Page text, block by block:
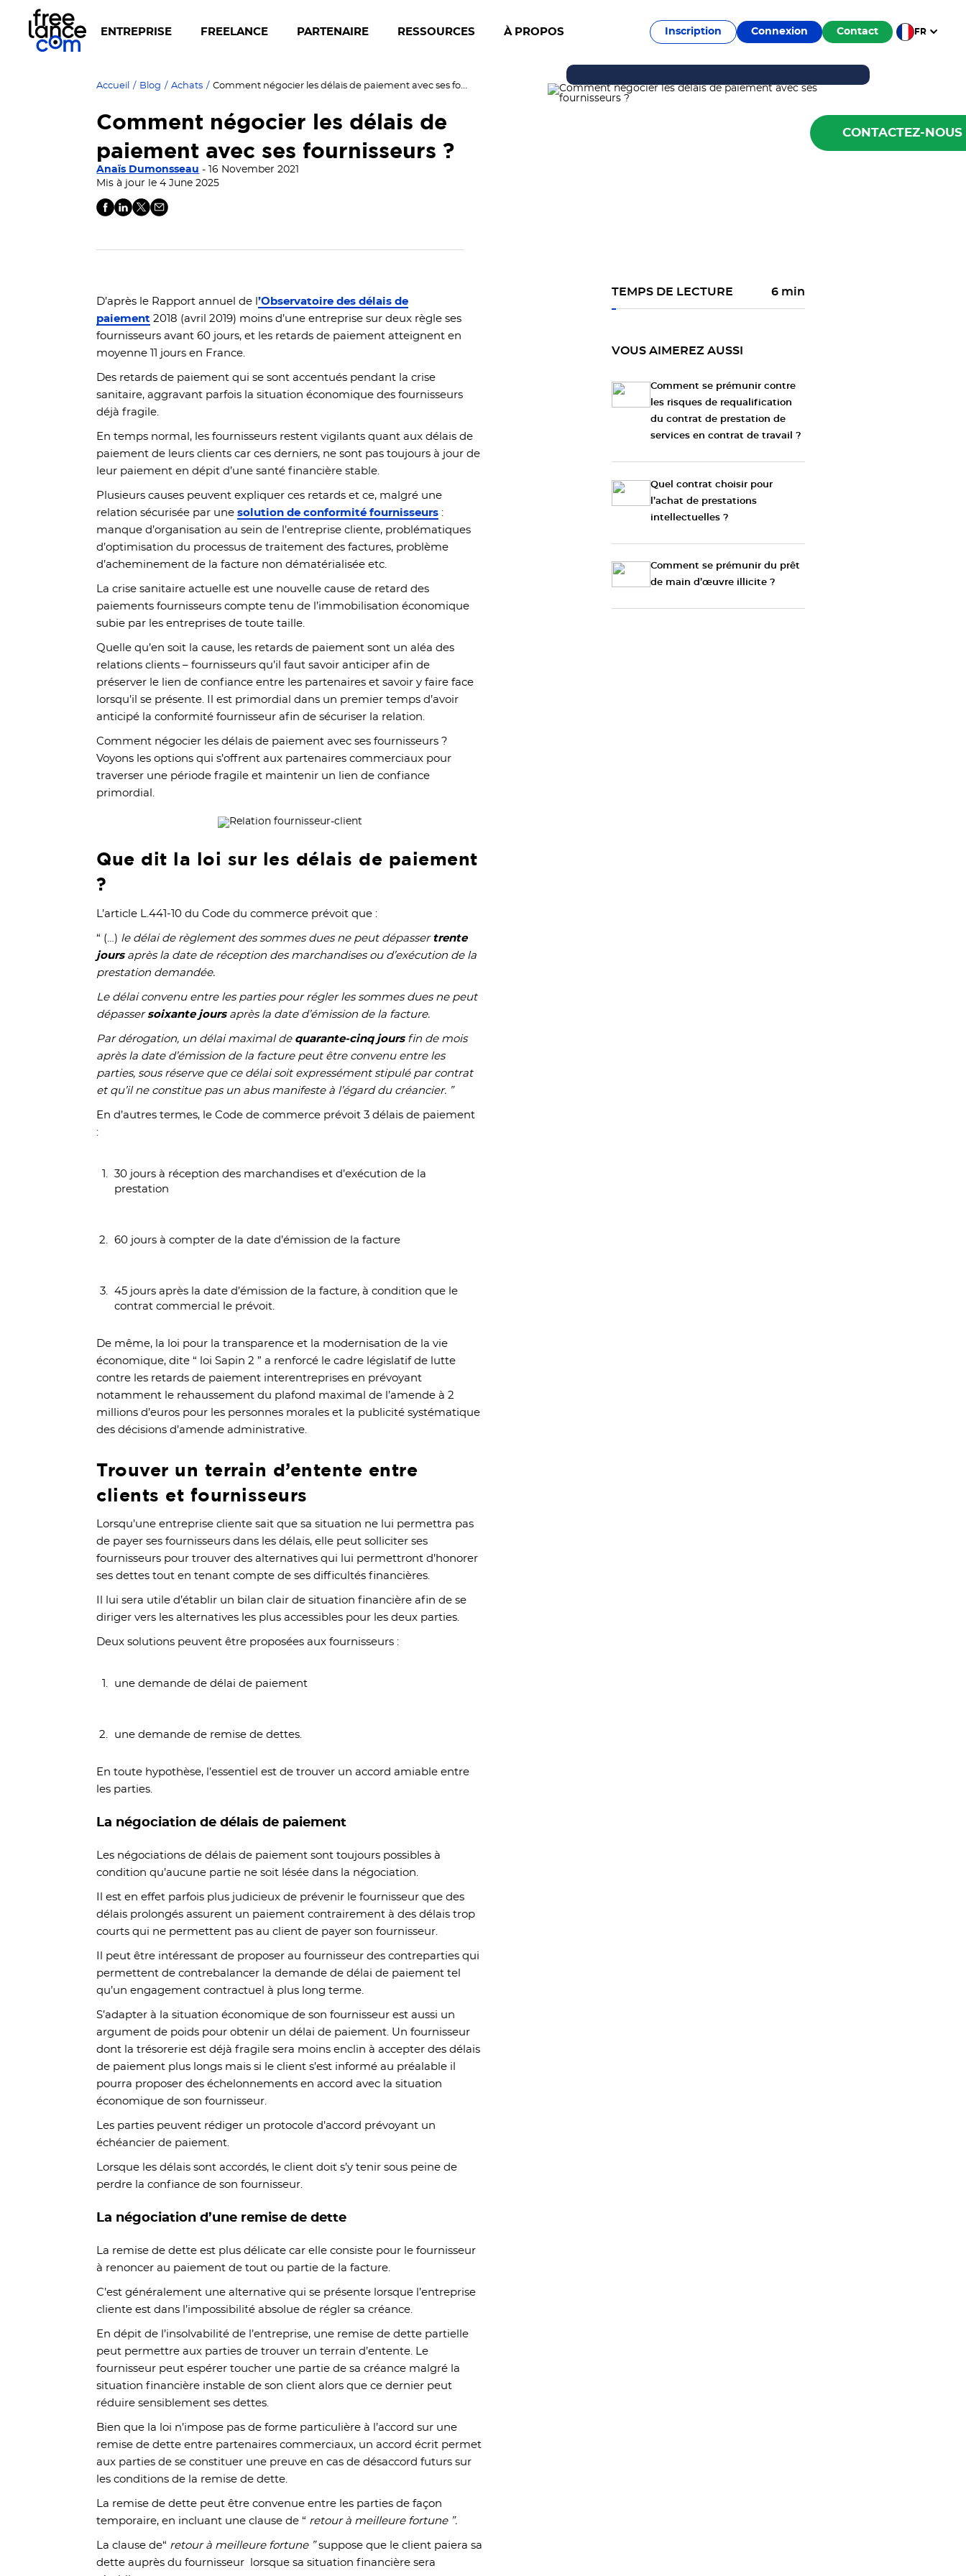
ENTREPRISE FREELANCE PARTENAIRE RESSOURCES À PROPOS Inscription Connexion Contact FR
Accueil / Blog / Achats / Comment négocier les délais de paiement avec ses fournisseurs ?
Comment négocier les délais de
paiement avec ses fournisseurs ?
Anaïs Dumonsseau - 16 November 2021
Mis à jour le 4 June 2025
D’après le Rapport annuel de l’Observatoire des délais de
paiement 2018 (avril 2019) moins d’une entreprise sur deux règle ses
fournisseurs avant 60 jours, et les retards de paiement atteignent en
moyenne 11 jours en France.
Des retards de paiement qui se sont accentués pendant la crise
sanitaire, aggravant parfois la situation économique des fournisseurs
déjà fragile.
En temps normal, les fournisseurs restent vigilants quant aux délais de
paiement de leurs clients car ces derniers, ne sont pas toujours à jour de
leur paiement en dépit d’une santé financière stable.
Plusieurs causes peuvent expliquer ces retards et ce, malgré une
relation sécurisée par unesolution de conformité fournisseurs :
manque d’organisation au sein de l’entreprise cliente, problématiques
d’optimisation du processus de traitement des factures, problème
d’acheminement de la facture non dématérialisée etc.
La crise sanitaire actuelle est une nouvelle cause de retard des
paiements fournisseurs compte tenu de l’immobilisation économique
subie par les entreprises de toute taille.
Quelle qu’en soit la cause, les retards de paiement sont un aléa des
relations clients – fournisseurs qu’il faut savoir anticiper afin de
préserver le lien de confiance entre les partenaires et savoir y faire face
lorsqu’il se présente. Il est primordial dans un premier temps d’avoir
anticipé la conformité fournisseur afin de sécuriser la relation.
Comment négocier les délais de paiement avec ses fournisseurs ?
Voyons les options qui s’offrent aux partenaires commerciaux pour
traverser une période fragile et maintenir un lien de confiance
primordial.
Que dit la loi sur les délais de paiement
?
L’article L.441-10 du Code du commerce prévoit que :
“ (…) le délai de règlement des sommes dues ne peut dépasser trente
joursaprès la date de réception des marchandises ou d’exécution de la
prestation demandée.
Le délai convenu entre les parties pour régler les sommes dues ne peut
dépasser soixante jours après la date d’émission de la facture.
Par dérogation, un délai maximal de quarante-cinq joursfin de mois
après la date d’émission de la facture peut être convenu entre les
parties, sous réserve que ce délai soit expressément stipulé par contrat
et qu’il ne constitue pas un abus manifeste à l’égard du créancier. ”
En d’autres termes, le Code de commerce prévoit 3 délais de paiement
:
30 jours à réception des marchandises et d’exécution de la
prestation
60 jours à compter de la date d’émission de la facture
45 jours après la date d’émission de la facture, à condition que le
contrat commercial le prévoit.
De même, la loi pour la transparence et la modernisation de la vie
économique, dite “ loi Sapin 2 ” a renforcé le cadre législatif de lutte
contre les retards de paiement interentreprises en prévoyant
notamment le rehaussement du plafond maximal de l’amende à 2
millions d’euros pour les personnes morales et la publicité systématique
des décisions d’amende administrative.
Trouver un terrain d’entente entre
clients et fournisseurs
Lorsqu’une entreprise cliente sait que sa situation ne lui permettra pas
de payer ses fournisseurs dans les délais, elle peut solliciter ses
fournisseurs pour trouver des alternatives qui lui permettront d’honorer
ses dettes tout en tenant compte de ses difficultés financières.
Il lui sera utile d’établir un bilan clair de situation financière afin de se
diriger vers les alternatives les plus accessibles pour les deux parties.
Deux solutions peuvent être proposées aux fournisseurs :
une demande de délai de paiement
une demande de remise de dettes.
En toute hypothèse, l’essentiel est de trouver un accord amiable entre
les parties.
La négociation de délais de paiement
Les négociations de délais de paiement sont toujours possibles à
condition qu’aucune partie ne soit lésée dans la négociation.
Il est en effet parfois plus judicieux de prévenir le fournisseur que des
délais prolongés assurent un paiement contrairement à des délais trop
courts qui ne permettent pas au client de payer son fournisseur.
Il peut être intéressant de proposer au fournisseur des contreparties qui
permettent de contrebalancer la demande de délai de paiement tel
qu’un engagement contractuel à plus long terme.
S’adapter à la situation économique de son fournisseur est aussi un
argument de poids pour obtenir un délai de paiement. Un fournisseur
dont la trésorerie est déjà fragile sera moins enclin à accepter des délais
de paiement plus longs mais si le client s’est informé au préalable il
pourra proposer des échelonnements en accord avec la situation
économique de son fournisseur.
Les parties peuvent rédiger un protocole d’accord prévoyant un
échéancier de paiement.
Lorsque les délais sont accordés, le client doit s’y tenir sous peine de
perdre la confiance de son fournisseur.
La négociation d’une remise de dette
La remise de dette est plus délicate car elle consiste pour le fournisseur
à renoncer au paiement de tout ou partie de la facture.
C’est généralement une alternative qui se présente lorsque l’entreprise
cliente est dans l’impossibilité absolue de régler sa créance.
En dépit de l’insolvabilité de l’entreprise, une remise de dette partielle
peut permettre aux parties de trouver un terrain d’entente. Le
fournisseur peut espérer toucher une partie de sa créance malgré la
situation financière instable de son client alors que ce dernier peut
réduire sensiblement ses dettes.
Bien que la loi n’impose pas de forme particulière à l’accord sur une
remise de dette entre partenaires commerciaux, un accord écrit permet
aux parties de se constituer une preuve en cas de désaccord futurs sur
les conditions de la remise de dette.
La remise de dette peut être convenue entre les parties de façon
temporaire, en incluant une clause de “ retour à meilleure fortune ”.
La clause de“ retour à meilleure fortune ”suppose que le client paiera sa
dette auprès du fournisseur lorsque sa situation financière sera
TEMPS DE LECTURE 6 min
VOUS AIMEREZ AUSSI
Comment se prémunir contre
les risques de requalification
du contrat de prestation de
services en contrat de travail ?
Quel contrat choisir pour
l’achat de prestations
intellectuelles ?
Comment se prémunir du prêt
de main d’œuvre illicite ?
CONTACTEZ-NOUS